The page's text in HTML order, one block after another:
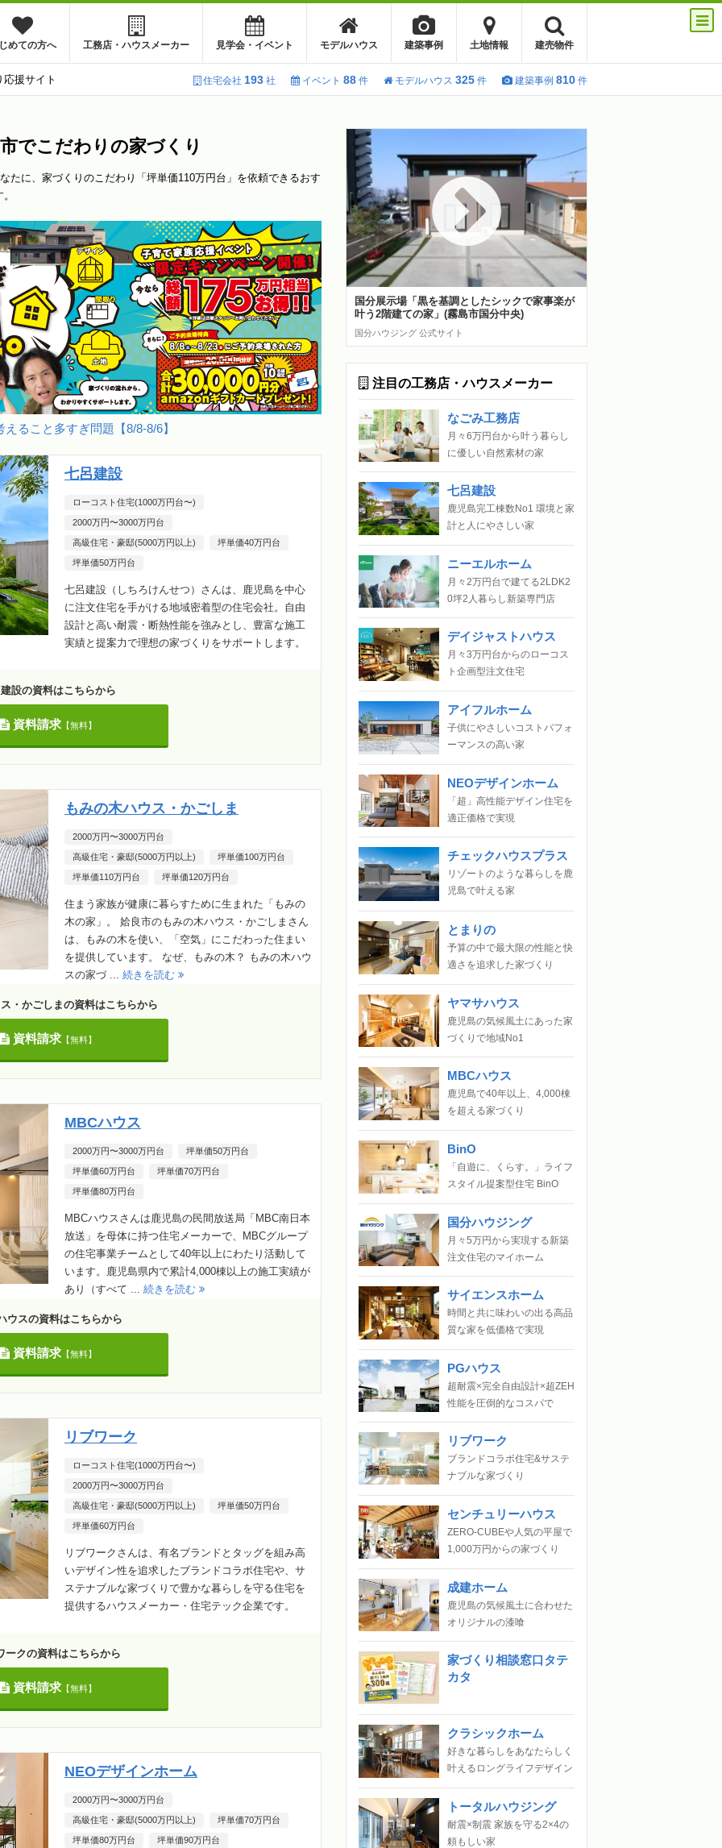
めての方へ 工務店・ハウスメーカー 見学会・イベント モデルハウス 建築事例 土地情報 建売物件
援サイト 住宅会社 193 社 イベント 88 件 モデルハウス 325 件 建築事例 810 件
でこだわりの家づくり
たに、家づくりのこだわり「坪単価110万円台」を依頼できるおす
ること多すぎ問題【8/8-8/6】
七呂建設
ローコスト住宅(1000万円台〜)
2000万円〜3000万円台
高級住宅・豪邸(5000万円以上) 坪単価40万円台
坪単価50万円台
七呂建設（しちろけんせつ）さんは、鹿児島を中心
に注文住宅を手がける地域密着型の住宅会社。自由
設計と高い耐震・断熱性能を強みとし、豊富な施工
実績と提案力で理想の家づくりをサポートします。
設の資料はこちらから
資料請求【無料】
もみの木ハウス・かごしま
2000万円〜3000万円台
高級住宅・豪邸(5000万円以上) 坪単価100万円台
坪単価110万円台 坪単価120万円台
住まう家族が健康に暮らすために生まれた「もみの
木の家」。 姶良市のもみの木ハウス・かごしまさん
は、もみの木を使い、「空気」にこだわった住まい
を提供しています。 なぜ、もみの木？ もみの木ハウ
スの家づ ... 続きを読む
・かごしまの資料はこちらから
資料請求【無料】
MBCハウス
2000万円〜3000万円台 坪単価50万円台
坪単価60万円台 坪単価70万円台
坪単価80万円台
MBCハウスさんは鹿児島の民間放送局「MBC南日本
放送」を母体に持つ住宅メーカーで、MBCグループ
の住宅事業チームとして40年以上にわたり活動して
います。鹿児島県内で累計4,000棟以上の施工実績が
あり（すべて ... 続きを読む
ウスの資料はこちらから
資料請求【無料】
リブワーク
ローコスト住宅(1000万円台〜)
2000万円〜3000万円台
高級住宅・豪邸(5000万円以上) 坪単価50万円台
坪単価60万円台
リブワークさんは、有名ブランドとタッグを組み高
いデザイン性を追求したブランドコラボ住宅や、サ
ステナブルな家づくりで豊かな暮らしを守る住宅を
提供するハウスメーカー・住宅テック企業です。
ークの資料はこちらから
資料請求【無料】
NEOデザインホーム
2000万円〜3000万円台
高級住宅・豪邸(5000万円以上) 坪単価70万円台
坪単価80万円台 坪単価90万円台
国分展示場「黒を基調としたシックで家事楽が
叶う2階建ての家」(霧島市国分中央)
国分ハウジング 公式サイト
注目の工務店・ハウスメーカー
なごみ工務店
月々6万円台から叶う暮らし
に優しい自然素材の家
七呂建設
鹿児島完工棟数No1 環境と家
計と人にやさしい家
ニーエルホーム
月々2万円台で建てる2LDK2
0坪2人暮らし新築専門店
デイジャストハウス
月々3万円台からのローコス
ト企画型注文住宅
アイフルホーム
子供にやさしいコストパフォ
ーマンスの高い家
NEOデザインホーム
「超」高性能デザイン住宅を
適正価格で実現
チェックハウスプラス
リゾートのような暮らしを鹿
児島で叶える家
とまりの
予算の中で最大限の性能と快
適さを追求した家づくり
ヤマサハウス
鹿児島の気候風土にあった家
づくりで地域No1
MBCハウス
鹿児島で40年以上、4,000棟
を超える家づくり
BinO
「自遊に、くらす。」ライフ
スタイル提案型住宅 BinO
国分ハウジング
月々5万円から実現する新築
注文住宅のマイホーム
サイエンスホーム
時間と共に味わいの出る高品
質な家を低価格で実現
PGハウス
超耐震×完全自由設計×超ZEH
性能を圧倒的なコスパで
リブワーク
ブランドコラボ住宅&サステ
ナブルな家づくり
センチュリーハウス
ZERO-CUBEや人気の平屋で
1,000万円からの家づくり
成建ホーム
鹿児島の気候風土に合わせた
オリジナルの漆喰
家づくり相談窓口タテ
カタ
クラシックホーム
好きな暮らしをあなたらしく
叶えるロングライフデザイン
トータルハウジング
耐震×制震 家族を守る2×4の
頼もしい家